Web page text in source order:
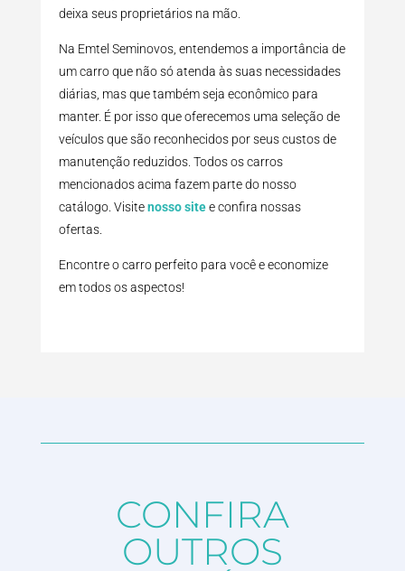
deixa seus proprietários na mão.
Na Emtel Seminovos, entendemos a importância de
um carro que não só atenda às suas necessidades
diárias, mas que também seja econômico para
manter. É por isso que oferecemos uma seleção de
veículos que são reconhecidos por seus custos de
manutenção reduzidos. Todos os carros
mencionados acima fazem parte do nosso
catálogo. Visitenosso sitee confira nossas
ofertas.
Encontre o carro perfeito para você e economize
em todos os aspectos!
CONFIRA
OUTROS